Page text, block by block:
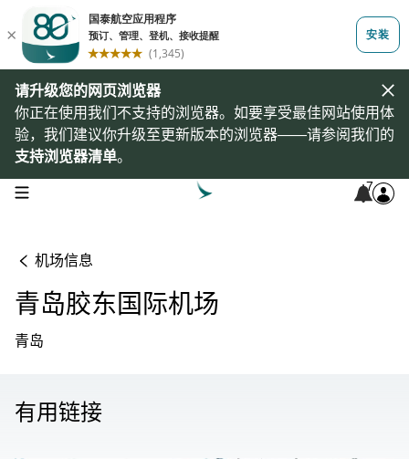
请升级您的网页浏览器
你正在使用我们不支持的浏览器。如要享受最佳网站使用体
验，我们建议你升级至更新版本的浏览器——请参阅我们的
支持浏览器清单。
open navigation menu 7
机场信息
青岛胶东国际机场
青岛
有用链接